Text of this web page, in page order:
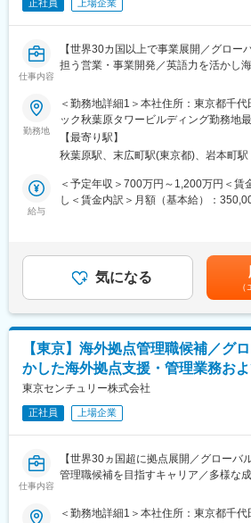
■組織構成
グローバルに展開する多国籍メンバー
トナーや海外地場企業と協働
多様な業界・国の案件に関与し、海外
拓など幅広い経験が積めます
■教育体制
へ成長可能
■企業の特徴/魅力
みずほグループ・伊藤忠商事等を主要
を融合した新たな価値創造を推進して
変更の範囲：会社の定める業務
正社員 上場企業
仕事内容
【世界30カ国以上で事業展開／グロー
担う営業・事業開発／英語力を活かし
■業務概要
当社は総合ファイナンスサービス企業
地域で幅広く事業を展開しています。
経験を積み、その後ご本人の適性や希
があります。米国を中心としたグロー
器・自動車・建機・医療機器・工作機
■業務詳細
・米国地域を中心とした日系・非日系
・キャプティブファイナンス、ベンダ
企業とのコミュニケーション
・グローバル企業を対象とした資本業
組成、M&Aプロジェクト（専門チーム
・パートナーと進めるデータセンター
モニタリング）
■組織構成
国内外の金融・サービスの専門家が多
力し合う体制
グローバルな視点で事業拡大やM&Aな
勤務地
＜勤務地詳細1＞本社住所：東京都千
ック秋葉原タワービルディング勤務地
動喫煙対策：屋内全面禁煙＜勤務地詳
所：海外 アメリカ合衆国 受動喫煙対
【最寄り駅】
秋葉原駅、末広町駅(東京都)、岩本町駅
給与
＜予定年収＞700万円～1,200万円＜賃
し＜賃金内訳＞月額（基本給）：
です。詳細は前職、経験などに配慮し
に関して、一定の条件を満たす場合、
くまでも目安の金額であり、選考を通
ます。月給(月額)は固定手当を含めた表
気になる
【東京】海外拠点管理職候補／グ
かした海外拠点支援・管理業務お
東京センチュリー株式会社
正社員 上場企業
仕事内容
【世界30ヵ国超に拠点展開／グローバ
管理職候補を目指すキャリア／多様な
■業務概要
＜勤務地詳細1＞本社住所：東京都千